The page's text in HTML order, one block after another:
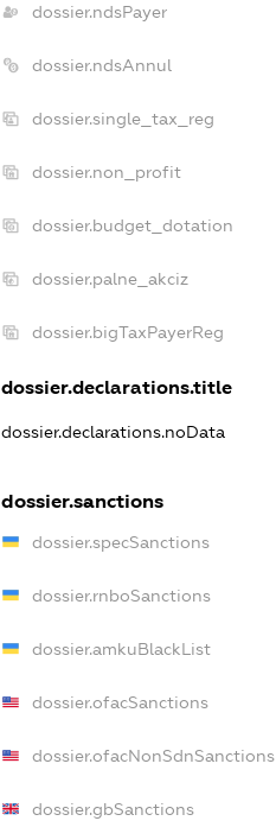
dossier.ndsPayer
dossier.ndsAnnul
dossier.single_tax_reg
dossier.non_profit
dossier.budget_dotation
dossier.palne_akciz
dossier.bigTaxPayerReg
dossier.declarations.title
dossier.declarations.noData
dossier.sanctions
dossier.specSanctions
dossier.rnboSanctions
dossier.amkuBlackList
dossier.ofacSanctions
dossier.ofacNonSdnSanctions
dossier.gbSanctions